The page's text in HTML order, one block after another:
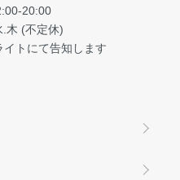
20:00
.木 (不定休)
トにて告知します